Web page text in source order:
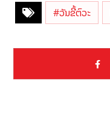
#ວັນຂີ້ຕົວະ